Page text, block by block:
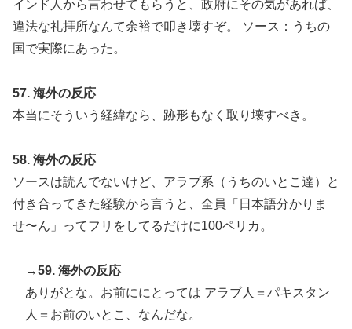
インド人から言わせてもらうと、政府にその気があれば、
違法な礼拝所なんて余裕で叩き壊すぞ。 ソース：うちの
国で実際にあった。
57. 海外の反応
本当にそういう経緯なら、跡形もなく取り壊すべき。
58. 海外の反応
ソースは読んでないけど、アラブ系（うちのいとこ達）と
付き合ってきた経験から言うと、全員「日本語分かりま
せ〜ん」ってフリをしてるだけに100ペリカ。
→59. 海外の反応
ありがとな。お前ににとっては アラブ人＝パキスタン
人＝お前のいとこ、なんだな。